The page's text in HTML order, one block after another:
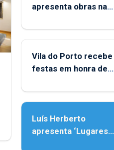
apresenta obras na
Porto
Vila do Porto recebe
festas em honra de
Assunção
Luís Herberto
apresenta ‘Lugares